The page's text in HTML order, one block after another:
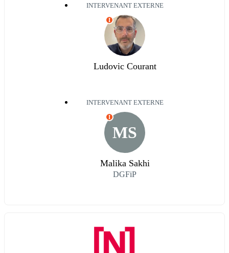
INTERVENANT EXTERNE
I
Ludovic Courant
INTERVENANT EXTERNE
MS
I
Malika Sakhi
DGFiP